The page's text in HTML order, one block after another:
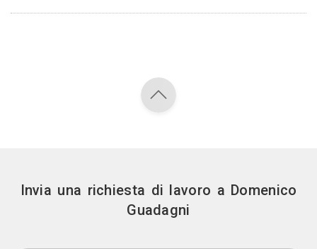
Invia una richiesta di lavoro a Domenico
Guadagni